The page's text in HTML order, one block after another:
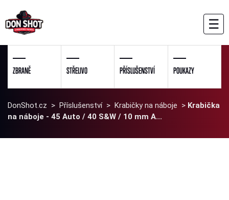
☰
ZBRANĚ STŘELIVO PŘÍSLUŠENSTVÍ POUKAZY
DonShot.cz > Příslušenství> Krabičky na náboje > Krabička
na náboje - 45 Auto / 40 S&W / 10 mm A...